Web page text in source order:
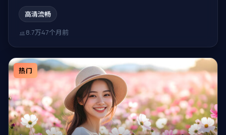
悬念。
高清流畅
8.7万47个月前
热门